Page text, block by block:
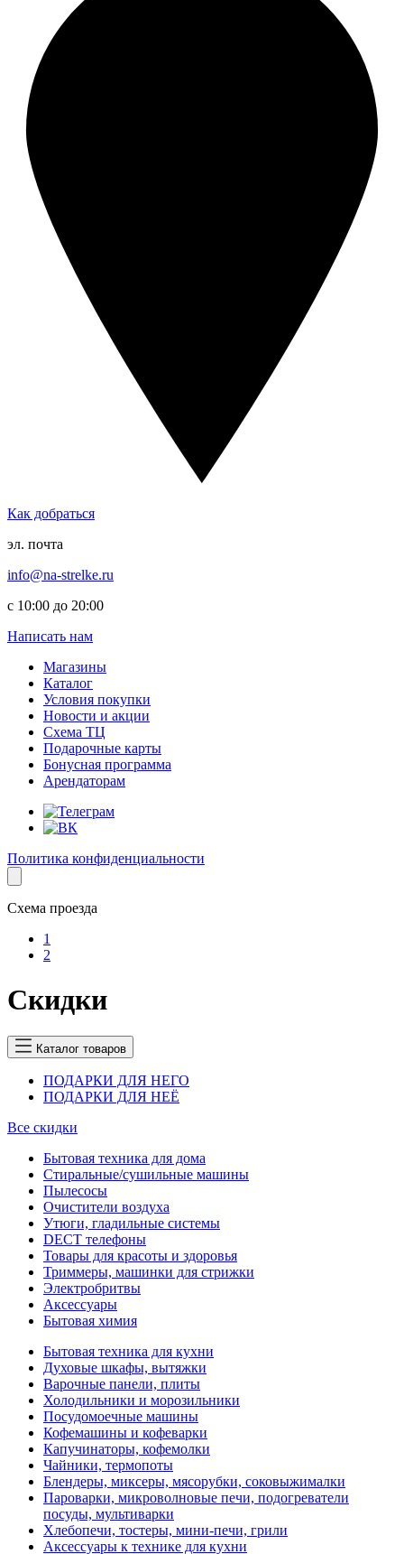
Как добраться
эл. почта
info@na-strelke.ru
с 10:00 до 20:00
Написать нам
Магазины
Каталог
Условия покупки
Новости и акции
Схема ТЦ
Подарочные карты
Бонусная программа
Арендаторам
Политика конфиденциальности
Схема проезда
1
2
Скидки
Каталог товаров
ПОДАРКИ ДЛЯ НЕГО
ПОДАРКИ ДЛЯ НЕЁ
Все скидки
Бытовая техника для дома
Стиральные/сушильные машины
Пылесосы
Очистители воздуха
Утюги, гладильные системы
DECT телефоны
Товары для красоты и здоровья
Триммеры, машинки для стрижки
Электробритвы
Аксессуары
Бытовая химия
Бытовая техника для кухни
Духовые шкафы, вытяжки
Варочные панели, плиты
Холодильники и морозильники
Посудомоечные машины
Кофемашины и кофеварки
Капучинаторы, кофемолки
Чайники, термопоты
Блендеры, миксеры, мясорубки, соковыжималки
Пароварки, микроволновые печи, подогреватели
посуды, мультиварки
Хлебопечи, тостеры, мини-печи, грили
Аксессуары к технике для кухни